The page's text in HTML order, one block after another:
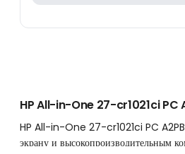
HP All-in-One 27-cr1021ci PC
HP All-in-One 27-cr1021ci PC
экрану и высокопроизводительным